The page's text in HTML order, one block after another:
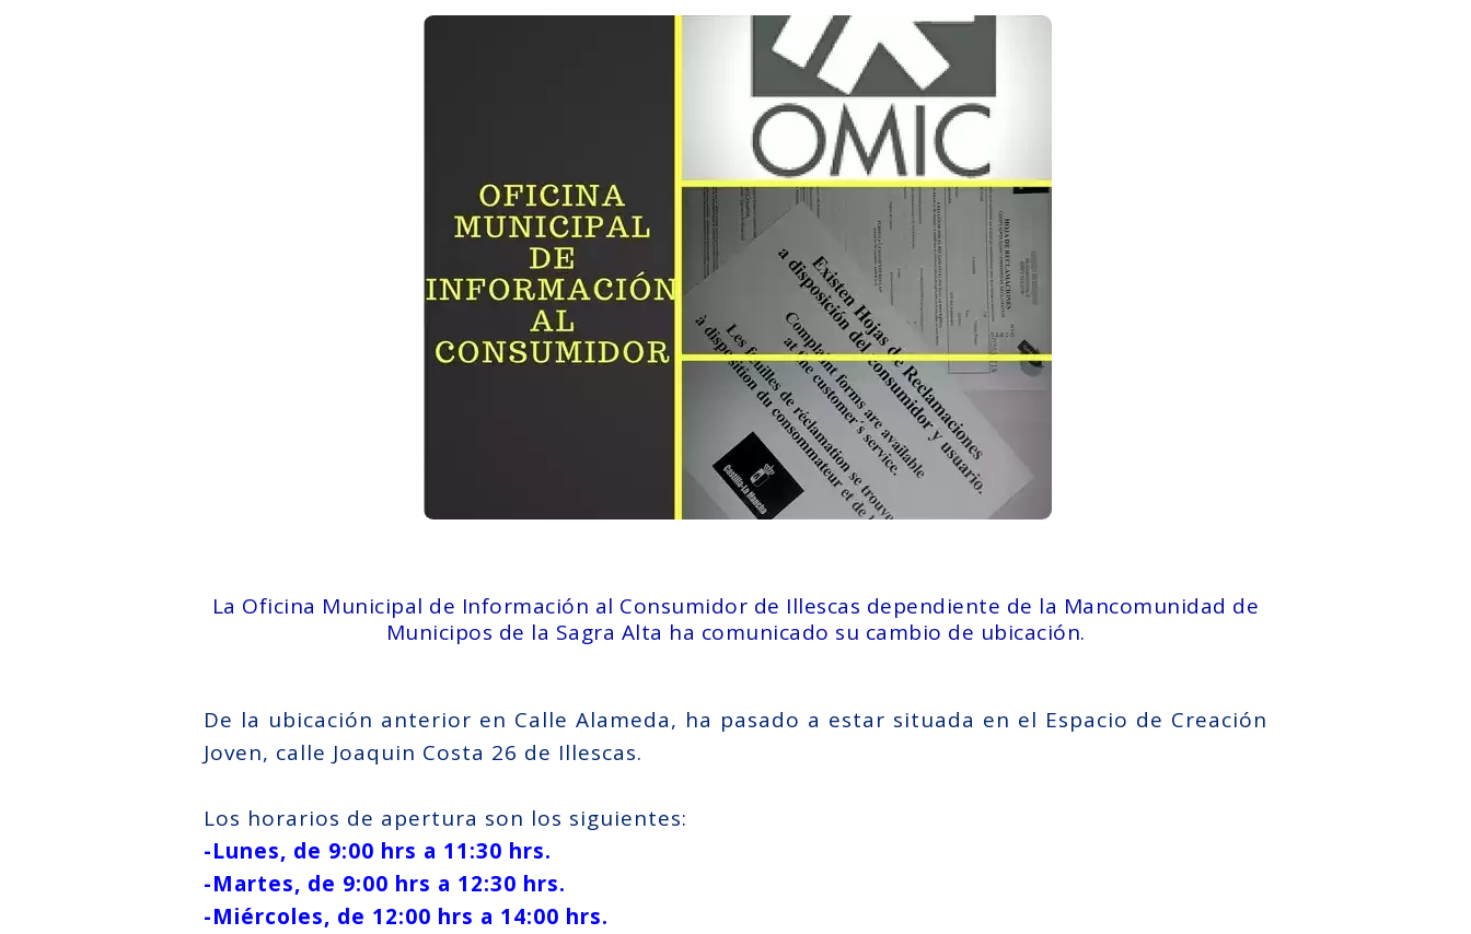
La Oficina Municipal de Información al Consumidor de Illescas dependiente de la Mancomunidad de
Municipos de la Sagra Alta ha comunicado su cambio de ubicación.
De la ubicación anterior en Calle Alameda, ha pasado a estar situada en el Espacio de Creación
Joven, calle Joaquin Costa 26 de Illescas.
Los horarios de apertura son los siguientes:
-Lunes, de 9:00 hrs a 11:30 hrs.
-Martes, de 9:00 hrs a 12:30 hrs.
-Miércoles, de 12:00 hrs a 14:00 hrs.